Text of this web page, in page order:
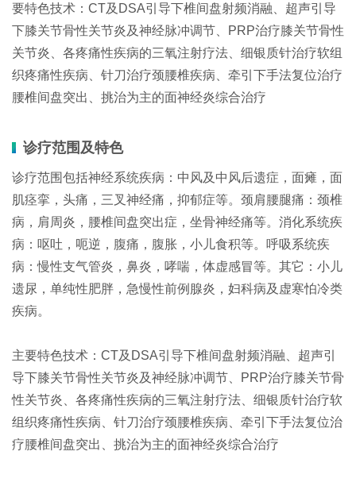
要特色技术：CT及DSA引导下椎间盘射频消融、超声引导
下膝关节骨性关节炎及神经脉冲调节、PRP治疗膝关节骨性
关节炎、各疼痛性疾病的三氧注射疗法、细银质针治疗软组
织疼痛性疾病、针刀治疗颈腰椎疾病、牵引下手法复位治疗
腰椎间盘突出、挑治为主的面神经炎综合治疗
诊疗范围及特色
诊疗范围包括神经系统疾病：中风及中风后遗症，面瘫，面
肌痉挛，头痛，三叉神经痛，抑郁症等。颈肩腰腿痛：颈椎
病，肩周炎，腰椎间盘突出症，坐骨神经痛等。消化系统疾
病：呕吐，呃逆，腹痛，腹胀，小儿食积等。呼吸系统疾
病：慢性支气管炎，鼻炎，哮喘，体虚感冒等。其它：小儿
遗尿，单纯性肥胖，急慢性前例腺炎，妇科病及虚寒怕冷类
疾病。
主要特色技术：CT及DSA引导下椎间盘射频消融、超声引
导下膝关节骨性关节炎及神经脉冲调节、PRP治疗膝关节骨
性关节炎、各疼痛性疾病的三氧注射疗法、细银质针治疗软
组织疼痛性疾病、针刀治疗颈腰椎疾病、牵引下手法复位治
疗腰椎间盘突出、挑治为主的面神经炎综合治疗